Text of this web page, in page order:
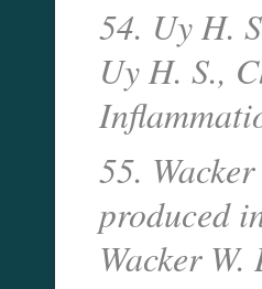
54. Uy H.
Uy H. S.,
55.
produced
Wacker